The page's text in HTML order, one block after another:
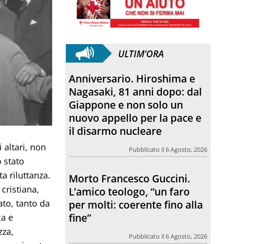
altari, non
stato
riluttanza.
tanto da
e
ULTIM'ORA
Morto Francesco Guccini.
L’amico teologo, “un faro
per molti: coerente fino alla
fine”
Pubblicato il 6 Agosto, 2026
Chiesa. Un abbraccio verso il
futuro, la grande festa del
Papa e dei giovani ad Assisi